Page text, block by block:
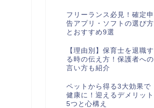
フリーランス必見！確定申
告アプリ・ソフトの選び方
とおすすめ9選
【理由別】保育士を退職す
る時の伝え方！保護者への
言い方も紹介
ペットから得る3大効果で
健康に！迎えるデメリット
5つと心構え